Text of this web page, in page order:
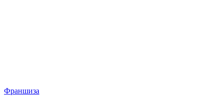
Франшиза